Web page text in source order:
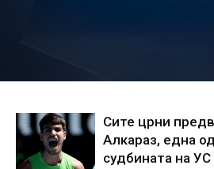
Сите црни
Алкараз, една
судбината на